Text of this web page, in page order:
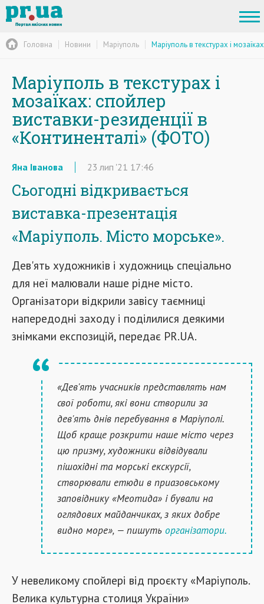
Головна Новини Маріуполь Маріуполь в текстурах і
Маріуполь в текстурах і
мозаїках: спойлер
виставки-резиденції в
«Континенталі» (ФОТО)
Яна Іванова 23 лип '21 17:46
Сьогодні відкривається
виставка-презентація
«Маріуполь. Місто морське».
Дев'ять художників і художниць спеціально
для неї малювали наше рідне місто.
Організатори відкрили завісу таємниці
напередодні заходу і поділилися деякими
знімками експозицій, передає PR.UA.
«Дев'ять учасників представлять нам
свої роботи, які вони створили за
дев'ять днів перебування в Маріуполі.
Щоб краще розкрити наше місто через
цю призму, художники відвідували
пішохідні та морські екскурсії,
створювали етюди в приазовському
заповіднику «Меотида» і бували на
оглядових майданчиках, з яких добре
видно море», — пишуть організатори.
У невеликому спойлері від проєкту «Маріуполь.
Велика культурна столиця України»